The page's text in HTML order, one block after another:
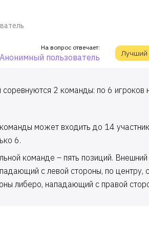
Лучший
На вопрос отвечает:
Анонимный пользователь
2 команды: по 6 игроков
может входить до 14
6.
команде – пять позиций. Внешний
с левой стороны, по центру, с
либеро, нападающий с правой